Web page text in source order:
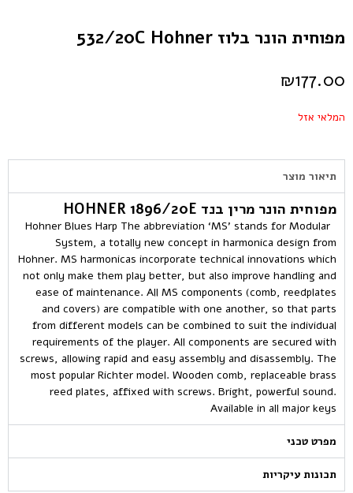
מפוחית הונר בלוז 532/20C Hohner
₪177.00
המלאי אזל
תיאור מוצר
מפוחית הונר מרין בנד HOHNER 1896/20E
Hohner Blues Harp The abbreviation ‘MS’ stands for Modular
System, a totally new concept in harmonica design from
Hohner. MS harmonicas incorporate technical innovations which
not only make them play better, but also improve handling and
ease of maintenance. All MS components (comb, reedplates
and covers) are compatible with one another, so that parts
from different models can be combined to suit the individual
requirements of the player. All components are secured with
screws, allowing rapid and easy assembly and disassembly. The
most popular Richter model. Wooden comb, replaceable brass
reed plates, affixed with screws. Bright, powerful sound.
Available in all major keys
מפרט טכני
תכונות עיקריות